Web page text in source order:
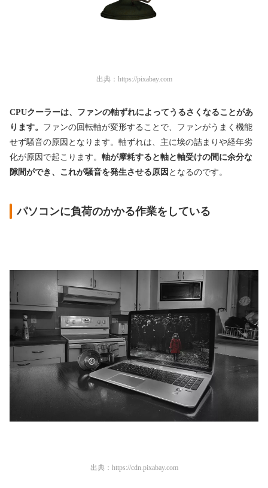
出典： https://pixabay.com
CPUクーラーは、ファンの軸ずれによってうるさくなることがあ
ります。 ファンの回転軸が変形することで、ファンがうまく機能
せず騒音の原因となります。軸ずれは、主に埃の詰まりや経年劣
化が原因で起こります。 軸が摩耗すると軸と軸受けの間に余分な
隙間ができ、これが騒音を発生させる原因 となるのです。
パソコンに負荷のかかる作業をしている
出典： https://cdn.pixabay.com